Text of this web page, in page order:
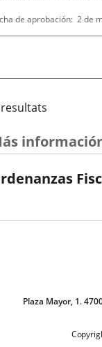
de aprobación 2 de
Plaza Mayor, 1.